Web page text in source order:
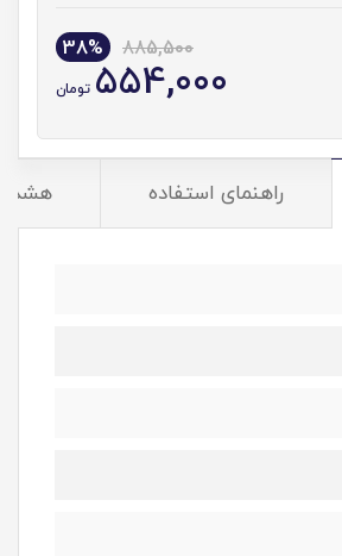
885,500
38%
554,000 تومان
راهنمای استفاده